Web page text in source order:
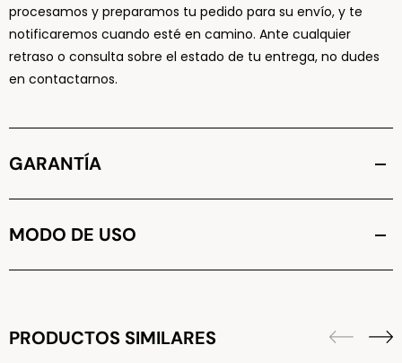
procesamos y preparamos tu pedido para su envío, y te
notificaremos cuando esté en camino. Ante cualquier
retraso o consulta sobre el estado de tu entrega, no dudes
en contactarnos.
GARANTÍA
MODO DE USO
PRODUCTOS SIMILARES